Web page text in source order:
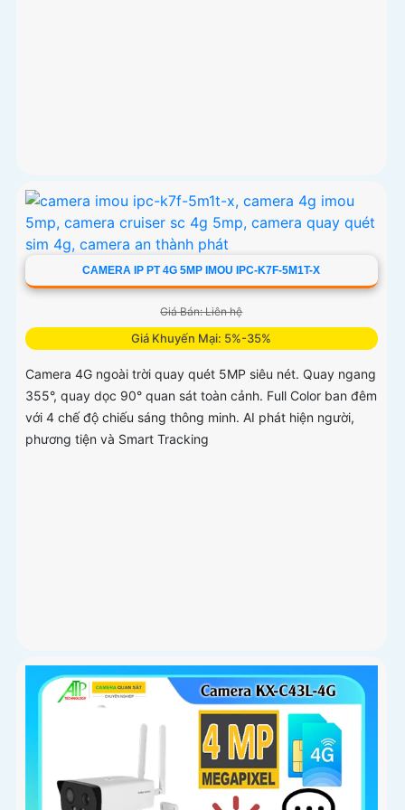
CAMERA IP PT 4G 5MP IMOU IPC-K7F-5M1T-X
Giá Bán: Liên hệ
Giá Khuyến Mại: 5%-35%
Camera 4G ngoài trời quay quét 5MP siêu nét. Quay ngang
355°, quay dọc 90° quan sát toàn cảnh. Full Color ban đêm
với 4 chế độ chiếu sáng thông minh. AI phát hiện người,
phương tiện và Smart Tracking